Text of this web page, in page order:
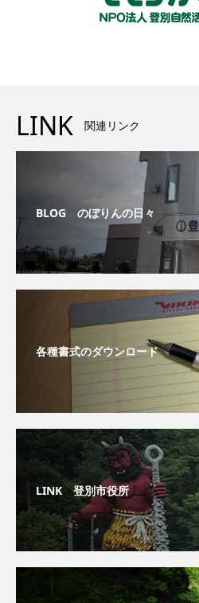
LINK 関連リンク
BLOG のぼりんの日々
各種書式のダウンロード
LINK 登別市役所